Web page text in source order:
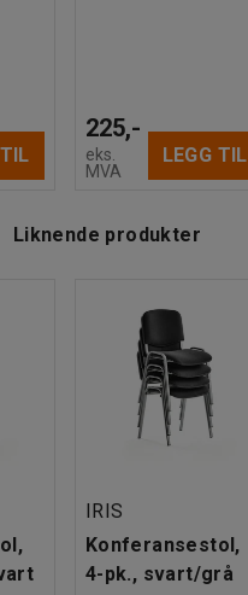
225,-
eks.
MVA
LEGG TIL
Liknende produkter
IRIS
Konferansestol,
4-pk., svart/grå